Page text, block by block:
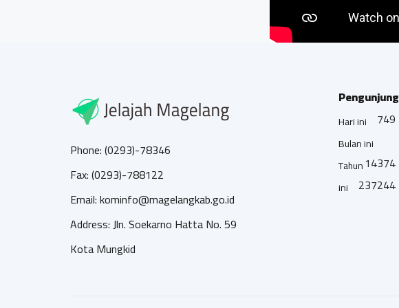
Phone: (0293)-78346
Fax: (0293)-788122
Email: kominfo@magelangkab.go.id
Address: Jln. Soekarno Hatta No. 59
Kota Mungkid
Pengunjung
Hari ini 749
Bulan ini
14374
Tahun
ini
237244